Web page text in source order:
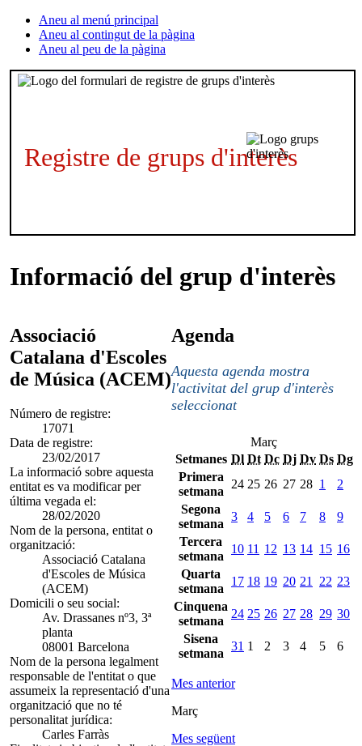
Aneu al menú principal
Aneu al contingut de la pàgina
Aneu al peu de la pàgina
Registre de grups d'interès
Informació del grup d'interès
Associació
Catalana d'Escoles
de Música (ACEM)
Número de registre:
17071
Data de registre:
23/02/2017
La informació sobre aquesta
entitat es va modificar per
última vegada el:
28/02/2020
Nom de la persona, entitat o
organització:
Associació Catalana
d'Escoles de Música
(ACEM)
Domicili o seu social:
Av. Drassanes nº3, 3ª
planta
08001 Barcelona
Nom de la persona legalment
responsable de l'entitat o que
assumeix la representació d'una
organització que no té
personalitat jurídica:
Carles Farràs
Agenda
Aquesta agenda mostra
l'activitat del grup d'interès
seleccionat
Març
Setmanes Dl Dt Dc Dj Dv Ds Dg
Primera
setmana
24 25 26 27 28 1
2
Segona
setmana
3 4 5 6 7 8
9
Tercera
setmana
10 11 12 13 14 15 16
Quarta
setmana
17 18 19 20 21 22 23
Cinquena
setmana
24 25 26 27 28 29 30
Sisena
setmana
31 1 2 3 4 5 6
Mes anterior
Març
Mes següent